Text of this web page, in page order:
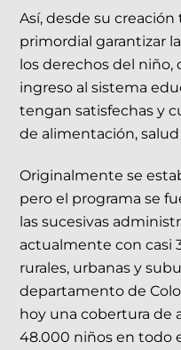
Así, desde su
primordial garantizar
los derechos del niño,
ingreso al sistema
tengan satisfechas y
de alimentación,
Originalmente se
pero el programa se
las sucesivas
actualmente con casi
rurales, urbanas y
departamento de
hoy una cobertura de
48.000 niños en todo